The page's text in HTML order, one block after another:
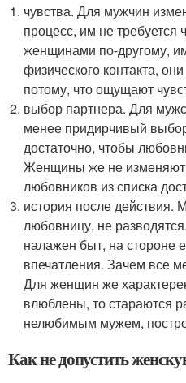
чувства. Для мужчин
процесс, им не требуется
женщинами по-другому,
физического контакта,
потому, что ощущают
выбор партнера. Для
менее придирчивый
достаточно, чтобы
Женщины же не
любовников из списка
история после действия.
любовницу, не
налажен быт, на стороне
впечатления. Зачем все
Для женщин же
влюблены, то стараются
нелюбимым мужем,
Как не допустить